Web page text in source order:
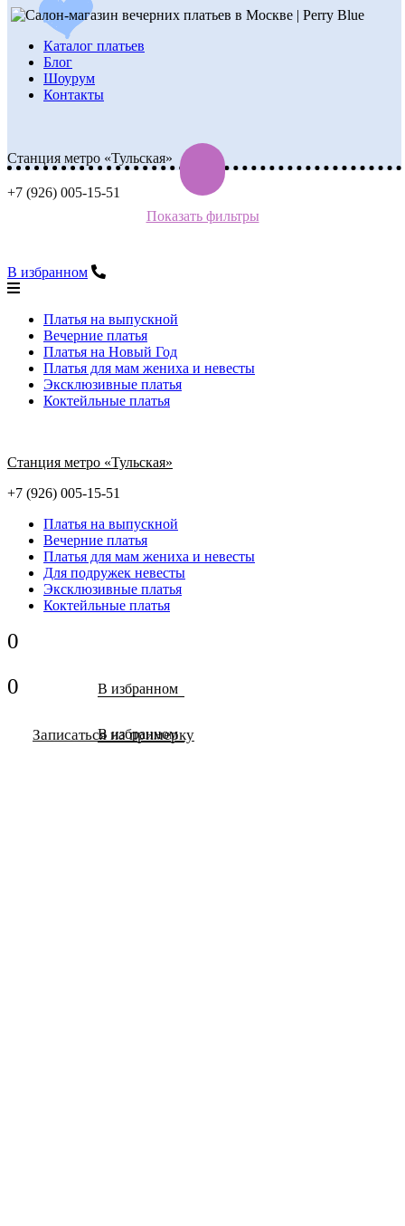
Каталог платьев
Блог
Шоурум
Контакты
Станция метро «Тульская»
+7 (926) 005-15-51
В избранном
Платья на выпускной
Вечерние платья
Платья на Новый Год
Платья для мам жениха и невесты
Эксклюзивные платья
Коктейльные платья
Станция метро «Тульская»
+7 (926) 005-15-51
Платья на выпускной
Вечерние платья
Платья для мам жениха и невесты
Для подружек невесты
Эксклюзивные платья
Коктейльные платья
0
В избранном
0
В избранном
Записаться на примерку
Показать фильтры